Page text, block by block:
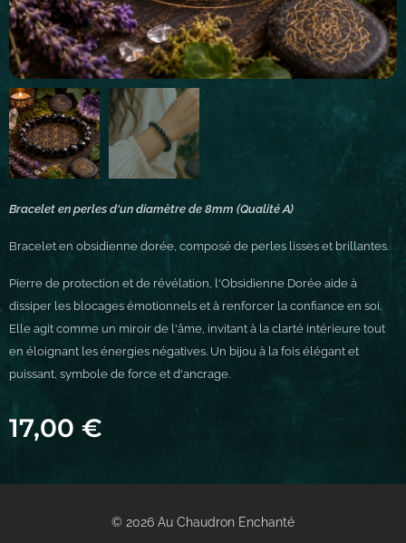
Bracelet en perles d'un diamètre de 8mm (Qualité A)
Bracelet en obsidienne dorée, composé de perles lisses et brillantes.
Pierre de protection et de révélation, l'Obsidienne Dorée aide à
dissiper les blocages émotionnels et à renforcer la confiance en soi.
Elle agit comme un miroir de l'âme, invitant à la clarté intérieure tout
en éloignant les énergies négatives. Un bijou à la fois élégant et
puissant, symbole de force et d'ancrage.
17,00 €
© 2026 Au Chaudron Enchanté